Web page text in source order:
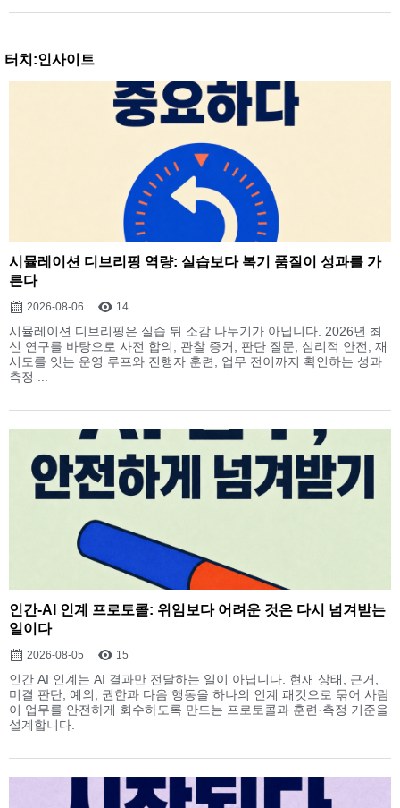
터치:인사이트
시뮬레이션 디브리핑 역량: 실습보다 복기 품질이 성과를 가
른다
2026-08-06 14
시뮬레이션 디브리핑은 실습 뒤 소감 나누기가 아닙니다. 2026년 최
신 연구를 바탕으로 사전 합의, 관찰 증거, 판단 질문, 심리적 안전, 재
시도를 잇는 운영 루프와 진행자 훈련, 업무 전이까지 확인하는 성과
측정 ...
인간-AI 인계 프로토콜: 위임보다 어려운 것은 다시 넘겨받는
일이다
2026-08-05 15
인간 AI 인계는 AI 결과만 전달하는 일이 아닙니다. 현재 상태, 근거,
미결 판단, 예외, 권한과 다음 행동을 하나의 인계 패킷으로 묶어 사람
이 업무를 안전하게 회수하도록 만드는 프로토콜과 훈련·측정 기준을
설계합니다.